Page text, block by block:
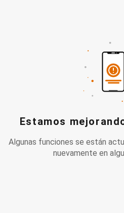
Estamos
Algunas funciones se están
nuevamente en